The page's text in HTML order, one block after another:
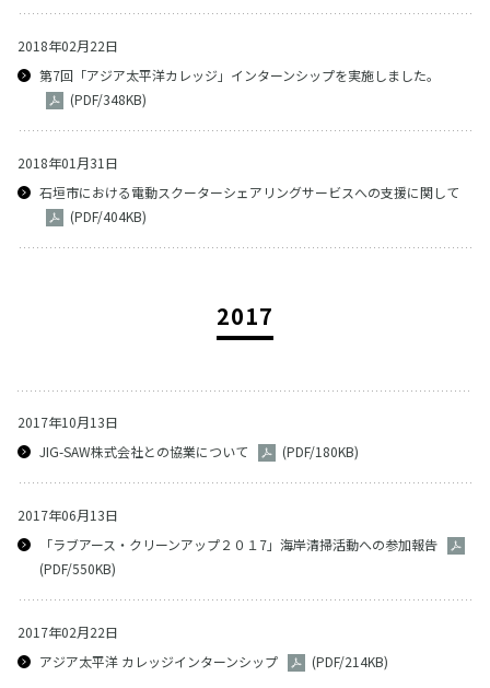
2018年02月22日
第7回「アジア太平洋カレッジ」インターンシップを実施しました。
(PDF/348KB)
2018年01月31日
石垣市における電動スクーターシェアリングサービスへの支援に関して
(PDF/404KB)
2017
2017年10月13日
JIG-SAW株式会社との協業について
(PDF/180KB)
2017年06月13日
「ラブアース・クリーンアップ２０１7」海岸清掃活動への参加報告
(PDF/550KB)
2017年02月22日
アジア太平洋 カレッジインターンシップ
(PDF/214KB)